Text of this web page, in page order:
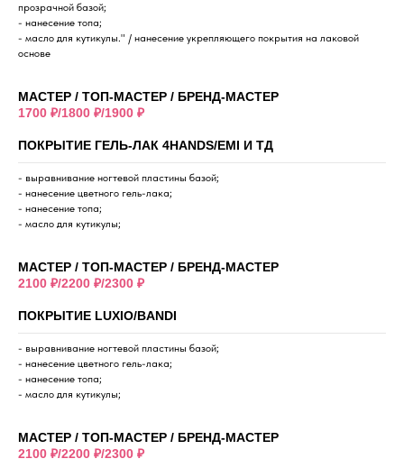
прозрачной базой;
- нанесение топа;
- масло для кутикулы." / нанесение укрепляющего покрытия на лаковой
основе
МАСТЕР / ТОП-МАСТЕР / БРЕНД-МАСТЕР
1700 ₽/1800 ₽/1900 ₽
ПОКРЫТИЕ ГЕЛЬ-ЛАК 4HANDS/EMI И ТД
- выравнивание ногтевой пластины базой;
- нанесение цветного гель-лака;
- нанесение топа;
- масло для кутикулы;
МАСТЕР / ТОП-МАСТЕР / БРЕНД-МАСТЕР
2100 ₽/2200 ₽/2300 ₽
ПОКРЫТИЕ LUXIO/BANDI
- выравнивание ногтевой пластины базой;
- нанесение цветного гель-лака;
- нанесение топа;
- масло для кутикулы;
МАСТЕР / ТОП-МАСТЕР / БРЕНД-МАСТЕР
2100 ₽/2200 ₽/2300 ₽